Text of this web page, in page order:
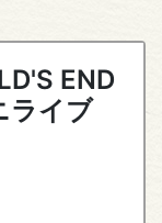
END
ライブ